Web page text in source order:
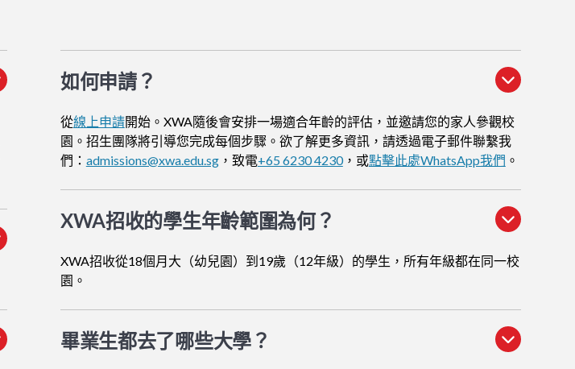
如何申請？
從線上申請開始。XWA隨後會安排一場適合年齡的評估，並邀請您的家人參觀校
園。招生團隊將引導您完成每個步驟。欲了解更多資訊，請透過電子郵件聯繫我
們： admissions@xwa.edu.sg，致電+65 6230 4230，或點擊此處WhatsApp我們 。
XWA招收的學生年齡範圍為何？
XWA招收從18個月大（幼兒園）到19歲（12年級）的學生，所有年級都在同一校
園。
畢業生都去了哪些大學？